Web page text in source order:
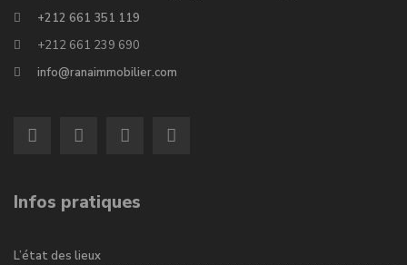
+212 661 351 119
+212 661 239 690
info@ranaimmobilier.com
Infos pratiques
L’état des lieux